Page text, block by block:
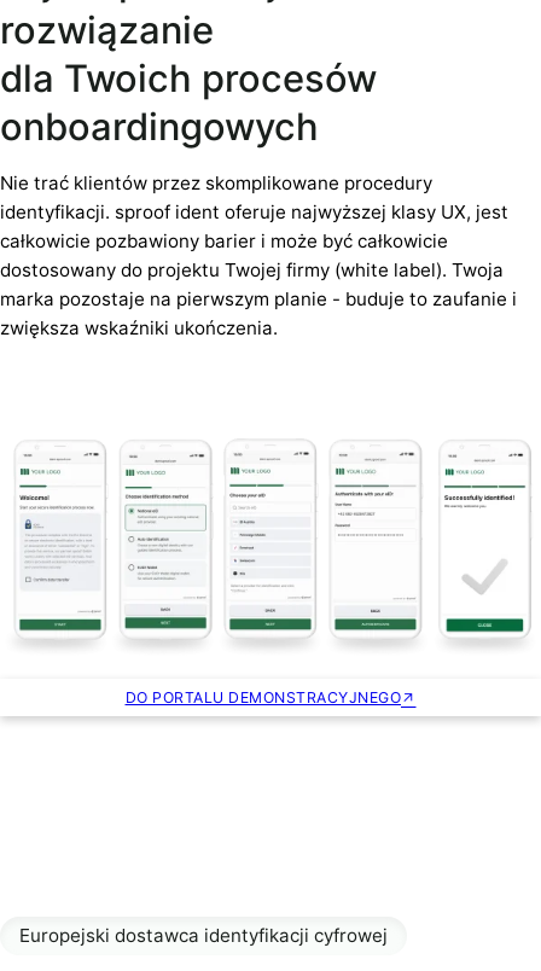
rozwiązanie
dla Twoich procesów
onboardingowych
Nie trać klientów przez skomplikowane procedury
identyfikacji. sproof ident oferuje najwyższej klasy UX, jest
całkowicie pozbawiony barier i może być całkowicie
dostosowany do projektu Twojej firmy (white label). Twoja
marka pozostaje na pierwszym planie - buduje to zaufanie i
zwiększa wskaźniki ukończenia.
DO PORTALU DEMONSTRACYJNEGO
Europejski dostawca identyfikacji cyfrowej